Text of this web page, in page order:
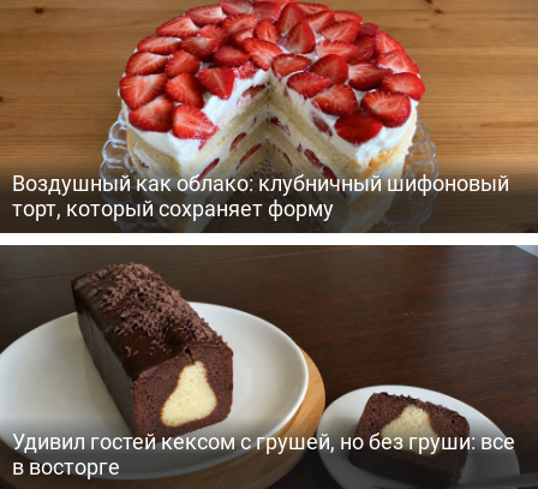
Воздушный как облако: клубничный шифоновый
торт, который сохраняет форму
Удивил гостей кексом с грушей, но без груши: все
в восторге